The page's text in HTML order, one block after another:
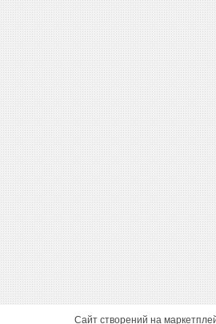
Сайт створений на